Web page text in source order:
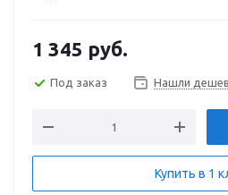
1 345 руб.
Под заказ Нашли
Купить в 1